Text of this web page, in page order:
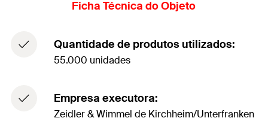
Ficha Técnica do Objeto
Quantidade de produtos utilizados:
55.000 unidades
Empresa executora:
Zeidler & Wimmel de Kirchheim/Unterfranken